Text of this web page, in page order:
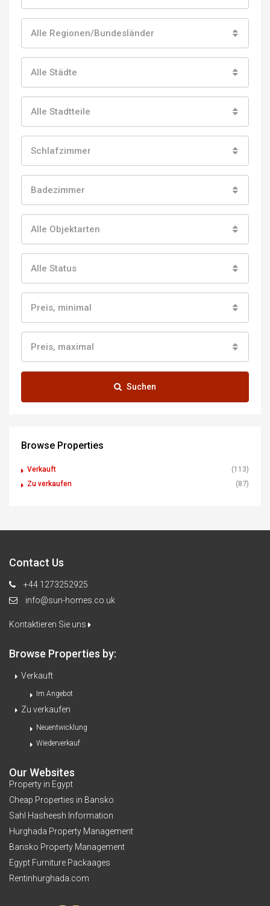
Alle Regionen/Bundesländer
Alle Städte
Alle Stadtteile
Schlafzimmer
Badezimmer
Alle Objektarten
Alle Status
Preis, minimal
Preis, maximal
Suchen
Browse Properties
Verkauft
(113)
Zu verkaufen
(87)
Contact Us
+44 1273252925
info@sun-homes.co.uk
Kontaktieren Sie uns
Browse Properties by:
Verkauft
Im Angebot
Zu verkaufen
Neuentwicklung
Wiederverkauf
Our Websites
Property in Egypt
Cheap Properties in Bansko
Sahl Hasheesh Information
Hurghada Property Management
Bansko Property Management
Egypt Furniture Packaages
Rentinhurghada.com